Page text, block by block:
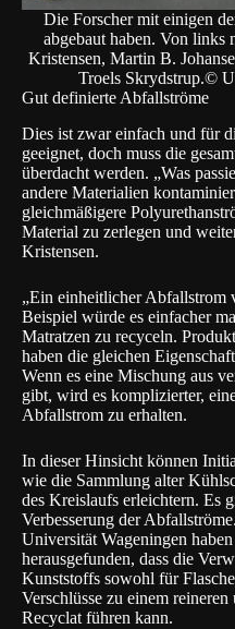
Die Forscher mit einigen
abgebaut haben. Von links
Kristensen, Martin B.
Troels Skrydstrup.©
Gut definierte Abfallströme
Dies ist zwar einfach und für
geeignet, doch muss die
überdacht werden. „Was
andere Materialien
gleichmäßigere
Material zu zerlegen und
Kristensen.
„Ein einheitlicher Abfallstrom
Beispiel würde es einfacher
Matratzen zu recyceln.
haben die gleichen
Wenn es eine Mischung aus
gibt, wird es komplizierter,
Abfallstrom zu erhalten.
In dieser Hinsicht können
wie die Sammlung alter
des Kreislaufs erleichtern. Es
Verbesserung der
Universität Wageningen
herausgefunden, dass die
Kunststoffs sowohl für
Verschlüsse zu einem
Recyclat führen kann.